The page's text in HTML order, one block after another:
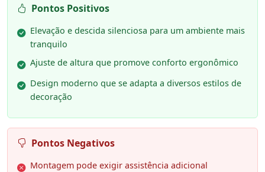
Pontos Positivos
Elevação e descida silenciosa para um ambiente mais
tranquilo
Ajuste de altura que promove conforto ergonômico
Design moderno que se adapta a diversos estilos de
decoração
Pontos Negativos
Montagem pode exigir assistência adicional